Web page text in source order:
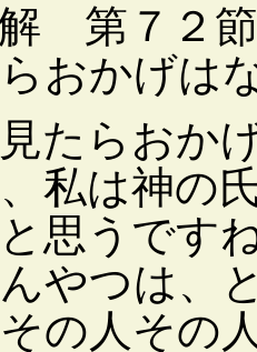
第７２
おかげは
たらおか
私は神の
思うです
やつは、
の人その